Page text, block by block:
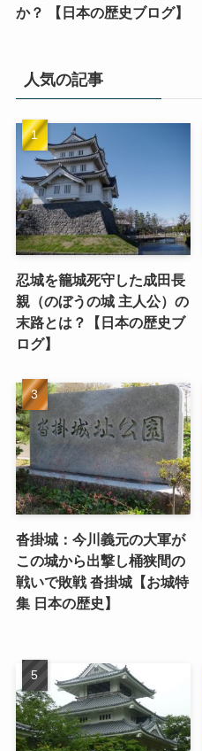
か？ 【日本の歴史ブログ】
人気の記事
忍城を籠城死守した成田長
親（のぼうの城 主人公）の
末路とは？【日本の歴史ブ
ログ】
沓掛城：今川義元の大軍が
この城から出撃し桶狭間の
戦いで敗戦 沓掛城【お城特
集 日本の歴史】